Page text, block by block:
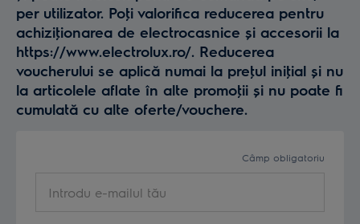
per utilizator. Poţi valorifica reducerea pentru
achiziţionarea de electrocasnice și accesorii la
https://www.electrolux.ro/. Reducerea
voucherului se aplică numai la preţul iniţial și nu
la articolele aflate în alte promoţii și nu poate fi
cumulată cu alte oferte/vouchere.
Câmp obligatoriu